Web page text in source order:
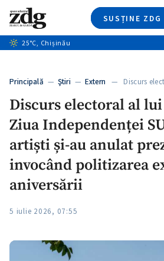
SUSȚINE ZDG
+5
+1
Caută
25°C, Chișinău
Principală — Ştiri — Extern — Discurs
Discurs electoral al
Ziua Independenței
artiști și-au anulat
invocând politizarea
aniversării
5 iulie 2026, 07:55